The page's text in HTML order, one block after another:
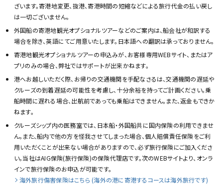
ざいます。寄港地変更、抜港、寄港時間の短縮などによる旅行代金の払い戻し
は一切ございません。
外国船の寄港地観光オプショナルツアーなどのご案内は、船会社が和訳する
場合を除き、英語にてご用意いたします。日本語への翻訳は承っておりません。
寄港地観光オプショナルツアーの申込みが、お客様専用WEBサイト、またはア
プリのみの場合、弊社ではサポートが出来かねます。
港へお越しいただく際、お帰りの交通機関を手配なさるは、交通機関の遅延や
クルーズの到着遅延の可能性を考慮し、十分余裕を持ってご計画ください。乗
船時間に遅れる場合、出航前であっても乗船はできません。また、返金もできか
ねます。
クルーズシップ内の医務室では、日本船・外国船共に国内保険の利用できませ
ん。また、船内で他の方を怪我させてしまった場合、個人賠償責任保険をご利
用いただくことが出来ない場合がありますので、必ず旅行保険にご加入くださ
い。当社はAIG保険(旅行保険)の保険代理店です。次のWEBサイトより、オンラ
インで旅行保険のお申込が可能です。
海外旅行傷害保険はこちら (海外の港に寄港するコースは海外旅行です)